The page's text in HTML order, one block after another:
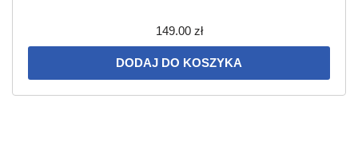
149.00 zł
DODAJ DO KOSZYKA